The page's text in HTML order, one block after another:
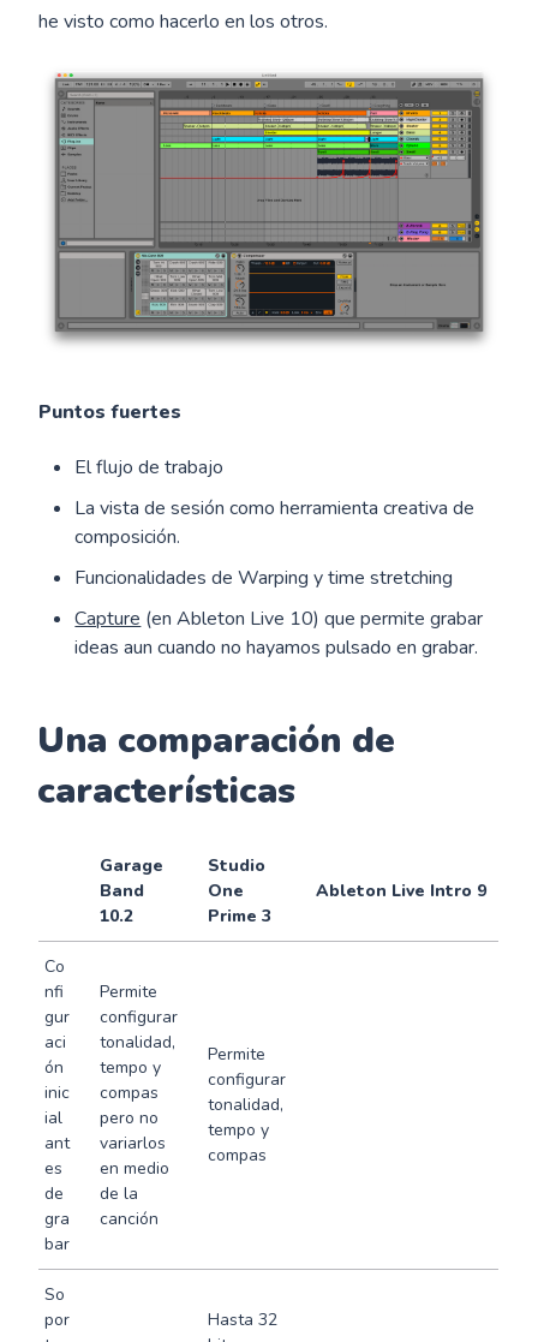
he visto como hacerlo en los otros.
Puntos fuertes
El flujo de trabajo
La vista de sesión como herramienta creativa de
composición.
Funcionalidades de Warping y time stretching
Capture (en Ableton Live 10) que permite grabar
ideas aun cuando no hayamos pulsado en grabar.
Una comparación de
características
Garage
Band
10.2
Studio
One
Prime 3
Ableton Live Intro 9
Co
nfi
gur
aci
ón
inic
ial
ant
es
de
gra
bar
Permite
configurar
tonalidad,
tempo y
compas
pero no
variarlos
en medio
de la
canción
Permite
configurar
tonalidad,
tempo y
compas
So
por
Hasta 32